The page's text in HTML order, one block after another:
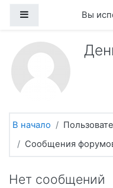
Боковая панель
Вы
В начало
Сообщения
Нет сообщений